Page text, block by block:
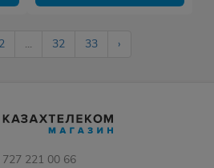
2 ... 32 33 ›
727 221 00 66